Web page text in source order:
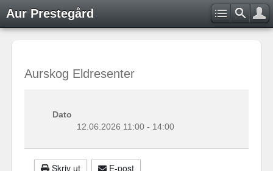
Aur Prestegård
Aurskog Eldresenter
Dato
12.06.2026 11:00 - 14:00
Skriv ut E-post